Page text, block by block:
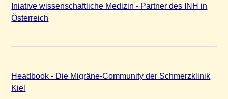
Iniative wissenschaftliche Medizin - Partner des INH in
Österreich
Headbook - Die Migräne-Community der Schmerzklinik
Kiel